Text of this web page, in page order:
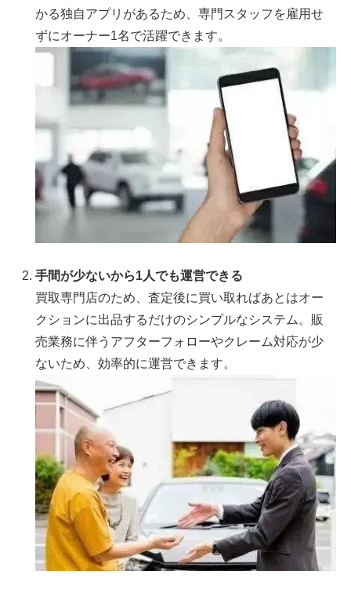
かる独自アプリがあるため、専門スタッフを雇用せ
ずにオーナー1名で活躍できます。
手間が少ないから1人でも運営できる
買取専門店のため、査定後に買い取ればあとはオー
クションに出品するだけのシンプルなシステム。販
売業務に伴うアフターフォローやクレーム対応が少
ないため、効率的に運営できます。